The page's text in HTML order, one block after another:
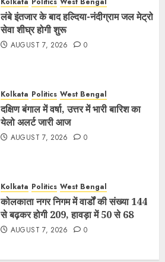
लंबे इंतजार के बाद हल्दिया-नंदीग्राम जल मेट्रो
सेवा शीघ्र होगी शुरू
AUGUST 7, 2026 0
Kolkata Politics West Bengal
दक्षिण बंगाल में वर्षा, उत्तर में भारी बारिश का
येलो अलर्ट जारी आज
AUGUST 7, 2026 0
Kolkata Politics West Bengal
कोलकाता नगर निगम में वार्डों की संख्या 144
से बढ़कर होगी 209, हावड़ा में 50 से 68
AUGUST 7, 2026 0